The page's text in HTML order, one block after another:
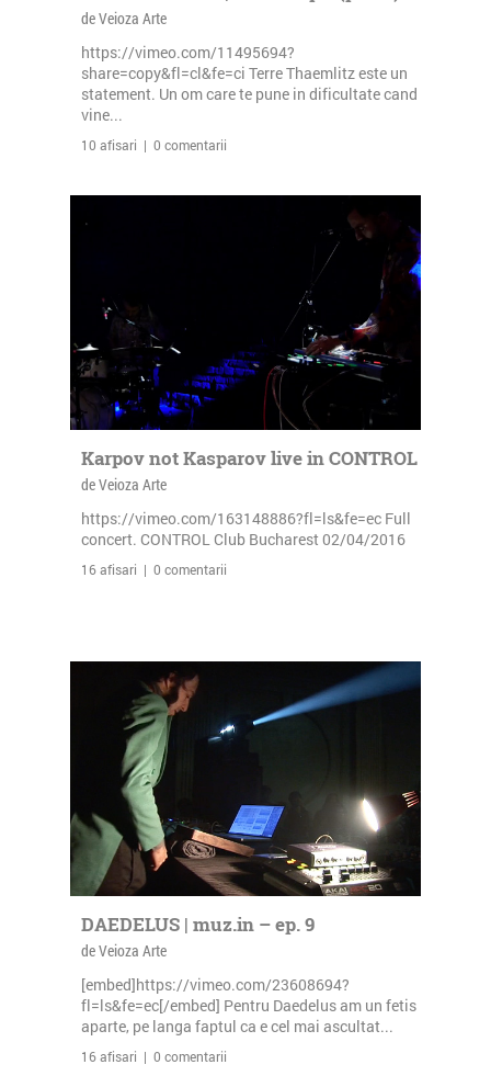
de Veioza Arte
https://vimeo.com/11495694?
share=copy&fl=cl&fe=ci Terre Thaemlitz este un
statement. Un om care te pune in dificultate cand
vine...
10 afisari | 0 comentarii
Karpov not Kasparov live in CONTROL
de Veioza Arte
https://vimeo.com/163148886?fl=ls&fe=ec Full
concert. CONTROL Club Bucharest 02/04/2016
16 afisari | 0 comentarii
DAEDELUS | muz.in – ep. 9
de Veioza Arte
[embed]https://vimeo.com/23608694?
fl=ls&fe=ec[/embed] Pentru Daedelus am un fetis
aparte, pe langa faptul ca e cel mai ascultat...
16 afisari | 0 comentarii